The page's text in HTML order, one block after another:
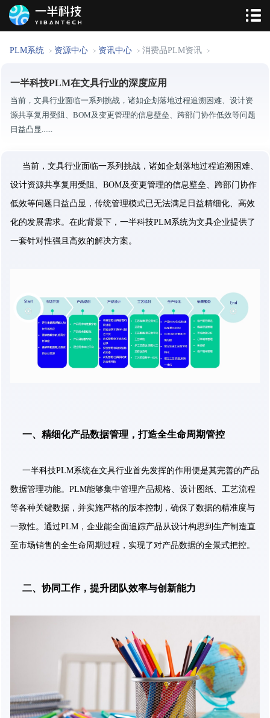
PLM系统 > 资源中心 > 资讯中心 > 消费品PLM资讯 >
一半科技PLM在文具行业的深度应用
当前，文具行业面临一系列挑战，诸如企划落地过程追溯困难、设计资
源共享复用受阻、BOM及变更管理的信息壁垒、跨部门协作低效等问题
日益凸显......
当前，文具行业面临一系列挑战，诸如企划落地过程追溯困难、
设计资源共享复用受阻、BOM及变更管理的信息壁垒、跨部门协作
低效等问题日益凸显，传统管理模式已无法满足日益精细化、高效
化的发展需求。在此背景下，一半科技PLM系统为文具企业提供了
一套针对性强且高效的解决方案。
一、精细化产品数据管理，打造全生命周期管控
一半科技PLM系统在文具行业首先发挥的作用便是其完善的产品
数据管理功能。PLM能够集中管理产品规格、设计图纸、工艺流程
等各种关键数据，并实施严格的版本控制，确保了数据的精准度与
一致性。通过PLM，企业能全面追踪产品从设计构思到生产制造直
至市场销售的全生命周期过程，实现了对产品数据的全景式把控。
二、协同工作，提升团队效率与创新能力